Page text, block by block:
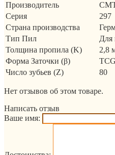
Производитель
Серия
297
Страна производства
Тип Пил
Для
Толщина пропила (K)
2,8
Форма Заточки (β)
TCG
Число зубьев (Z)
80
Нет отзывов об этом товаре.
Написать отзыв
Ваше имя: